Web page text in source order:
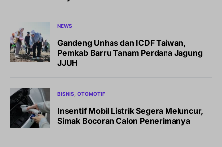
NEWS
Gandeng Unhas dan ICDF Taiwan,
Pemkab Barru Tanam Perdana Jagung
JJUH
BISNIS OTOMOTIF
Insentif Mobil Listrik Segera Meluncur,
Simak Bocoran Calon Penerimanya